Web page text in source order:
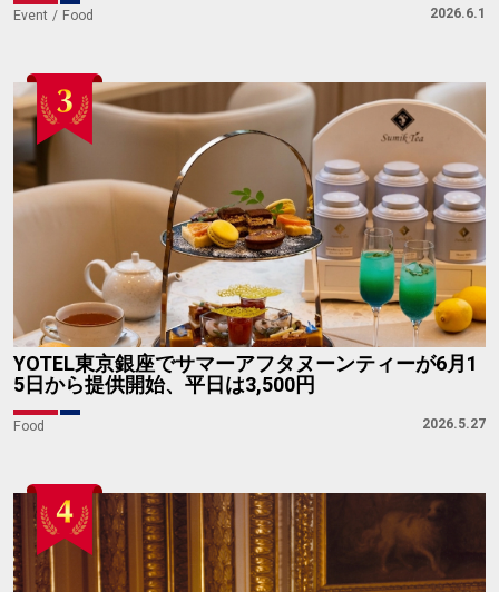
Event Food 2026.6.1
YOTEL東京銀座でサマーアフタヌーンティーが6月1
5日から提供開始、平日は3,500円
Food 2026.5.27